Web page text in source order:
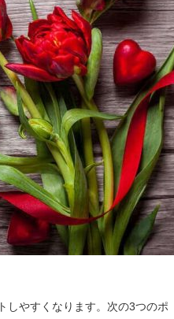
しやすくなります。次の3つのポ